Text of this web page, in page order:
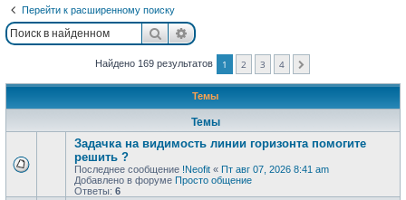
Перейти к расширенному поиску
ПоискРасширенный поиск
Найдено 169 результатов 1 2 3 4
Темы
Темы
Задачка на видимость линии горизонта помогите
решить ?
Последнее сообщение !Neofit « Пт авг 07, 2026 8:41 am
Добавлено в форуме Просто общение
Ответы: 6